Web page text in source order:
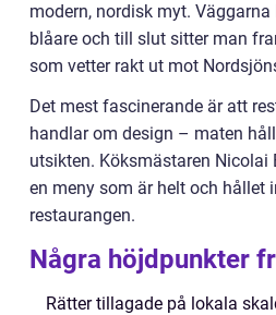
modern, nordisk myt.
blåare och till slut sitter man
som vetter rakt ut mot
Det mest fascinerande är att
handlar om design – maten
utsikten. Köksmästaren Nicolai
en meny som är helt och hållet
restaurangen.
Några höjdpunkter
Rätter tillagade på lokala